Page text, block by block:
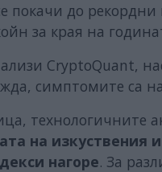
покачи до
за края на
CryptoQuant,
симптомите са
на изкуствения
нагоре. За